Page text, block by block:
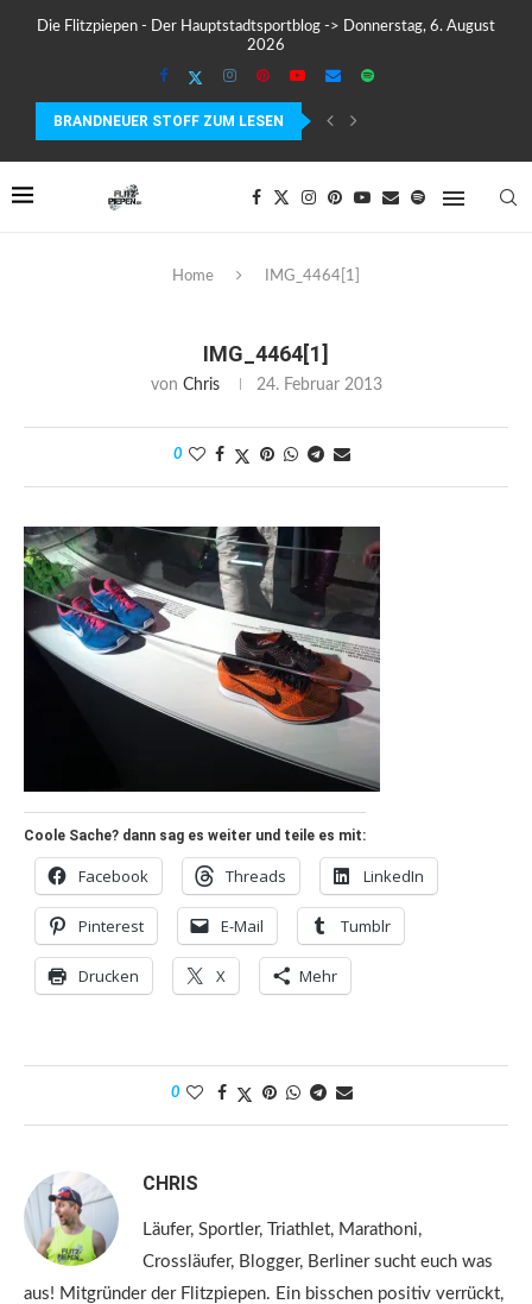
Die Flitzpiepen - Der Hauptstadtsportblog -> Donnerstag, 6. August
2026
BRANDNEUER STOFF ZUM LESEN
MEIN ERSTER MARATHON: 42,195 KILOMETER PURE VERRÜCKTHEIT,
Home IMG_4464[1]
IMG_4464[1]
von Chris 24. Februar 2013
0
Coole Sache? dann sag es weiter und teile es mit:
Facebook Threads LinkedIn
Pinterest E-Mail Tumblr
Drucken X Mehr
0
CHRIS
Läufer, Sportler, Triathlet, Marathoni,
Crossläufer, Blogger, Berliner sucht euch was
aus! Mitgründer der Flitzpiepen. Ein bisschen positiv verrückt,